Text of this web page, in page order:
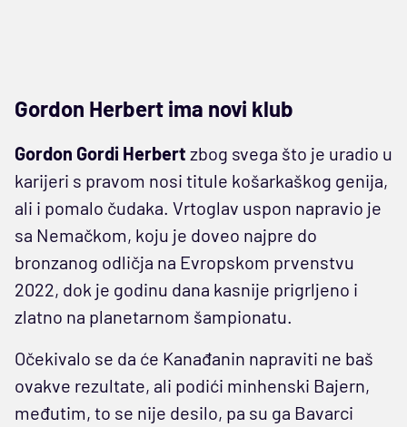
Gordon Herbert ima novi klub
Gordon Gordi Herbert zbog svega što je uradio u
karijeri s pravom nosi titule košarkaškog genija,
ali i pomalo čudaka. Vrtoglav uspon napravio je
sa Nemačkom, koju je doveo najpre do
bronzanog odličja na Evropskom prvenstvu
2022, dok je godinu dana kasnije prigrljeno i
zlatno na planetarnom šampionatu.
Očekivalo se da će Kanađanin napraviti ne baš
ovakve rezultate, ali podići minhenski Bajern,
međutim, to se nije desilo, pa su ga Bavarci